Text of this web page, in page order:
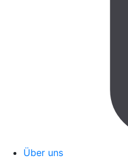
Über uns